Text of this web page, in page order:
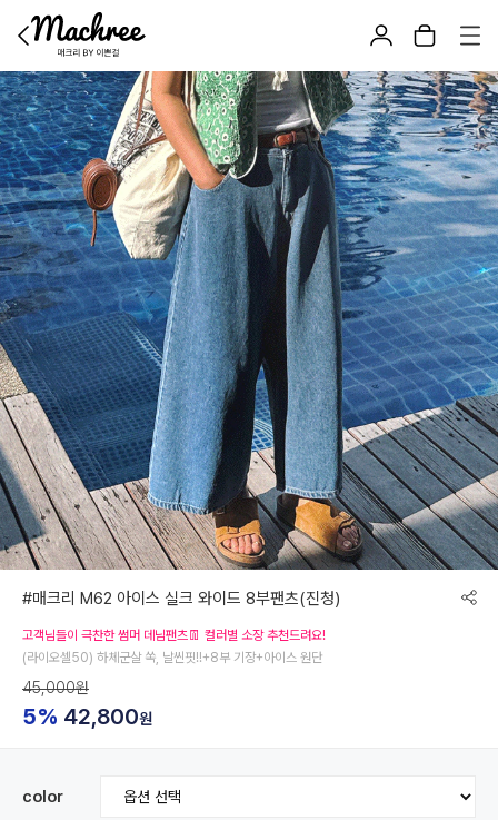
#매크리 M62 아이스 실크 와이드 8부팬츠(진청)
고객님들이 극찬한 썸머 데님팬츠👖 컬러별 소장 추천드려요!
(라이오셀50) 하체군살 쏙, 날씬핏!!+8부 기장+아이스 원단
45,000원
5% 42,800원
color